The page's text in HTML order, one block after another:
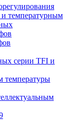
и температурным
серии TFI и
температуры